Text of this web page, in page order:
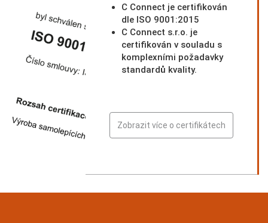
C Connect je certifikován
dle ISO 9001:2015
C Connect s.r.o. je
certifikován v souladu s
komplexními požadavky
standardů kvality.
Zobrazit více o certifikátech